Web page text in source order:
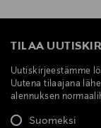
TILAA
Uutiskirjeestämme
Uutena tilaajana
alennuksen
Suomeksi